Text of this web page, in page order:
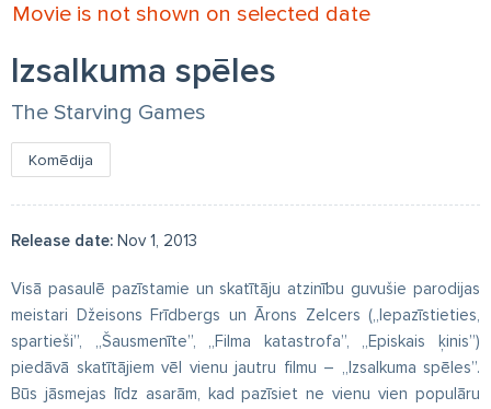
Movie is not shown on selected date
Izsalkuma spēles
The Starving Games
Komēdija
Release date: Nov 1, 2013
Visā pasaulē pazīstamie un skatītāju atzinību guvušie parodijas
meistari Džeisons Frīdbergs un Ārons Zelcers („Iepazīstieties,
spartieši”, „Šausmenīte”, „Filma katastrofa”, „Episkais ķinis”)
piedāvā skatītājiem vēl vienu jautru filmu – „Izsalkuma spēles”.
Būs jāsmejas līdz asarām, kad pazīsiet ne vienu vien populāru